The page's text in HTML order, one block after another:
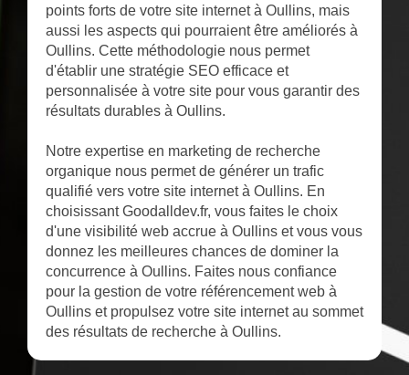
points forts de votre site internet à Oullins, mais
aussi les aspects qui pourraient être améliorés à
Oullins. Cette méthodologie nous permet
d'établir une stratégie SEO efficace et
personnalisée à votre site pour vous garantir des
résultats durables à Oullins.
Notre expertise en marketing de recherche
organique nous permet de générer un trafic
qualifié vers votre site internet à Oullins. En
choisissant Goodalldev.fr, vous faites le choix
d'une visibilité web accrue à Oullins et vous vous
donnez les meilleures chances de dominer la
concurrence à Oullins. Faites nous confiance
pour la gestion de votre référencement web à
Oullins et propulsez votre site internet au sommet
des résultats de recherche à Oullins.